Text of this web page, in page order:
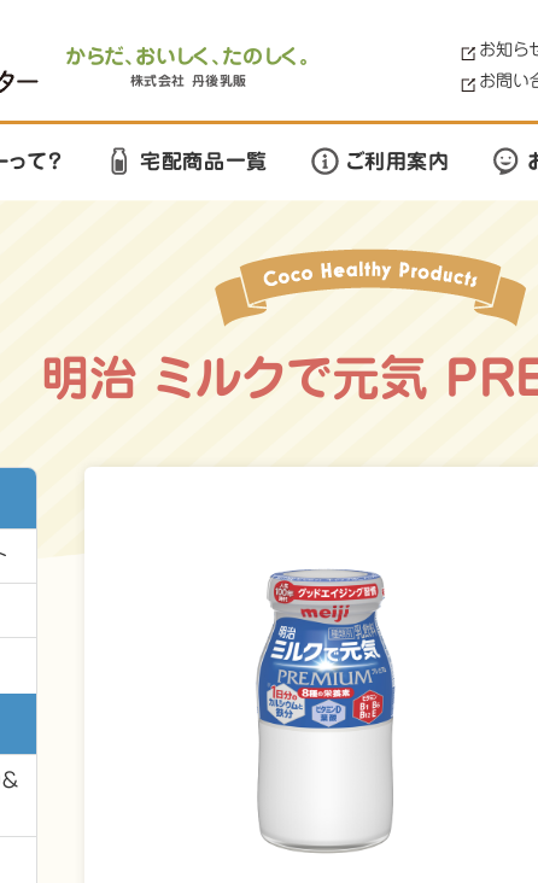
からだ、おいしく、たのしく。
株式会社 丹後乳販
お知ら
お問い
て？ 宅配商品一覧 ご利用案内
明治 ミルクで元気